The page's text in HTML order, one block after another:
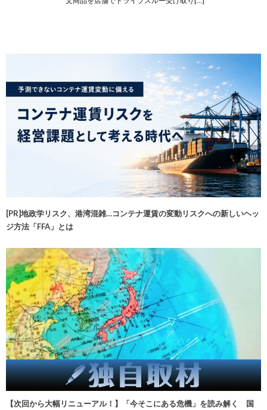
[PR]地政学リスク、港湾混雑…コンテナ運賃の変動リスクへの新しいヘッ
ジ方法「FFA」とは
【次回から大幅リニューアル！】「今そこにある危機」を読み解く 国